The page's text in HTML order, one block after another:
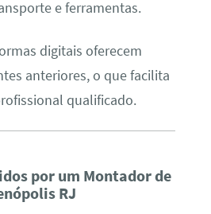
e ferramentas.
digitais oferecem
anteriores, o que facilita
qualificado.
por um Montador de
RJ